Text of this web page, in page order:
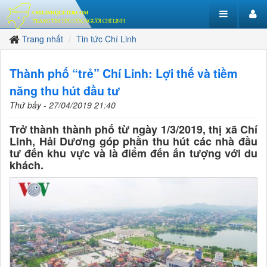
Trang nhất Tin tức Chí Linh
Thành phố “trẻ” Chí Linh: Lợi thế và tiềm
năng thu hút đầu tư
Thứ bảy - 27/04/2019 21:40
Trở thành thành phố từ ngày 1/3/2019, thị xã Chí
Linh, Hải Dương góp phần thu hút các nhà đầu
tư đến khu vực và là điểm đến ấn tượng với du
khách.